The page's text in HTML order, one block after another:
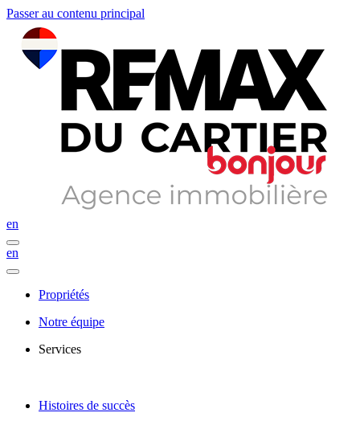
Passer au contenu principal
en
en
Propriétés
Notre équipe
Services
Histoires de succès